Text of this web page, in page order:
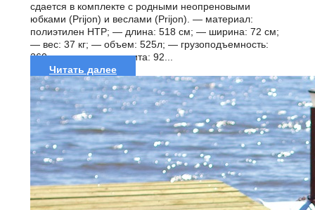
сдается в комплекте с родными неопреновыми
юбками (Prijon) и веслами (Prijon). — материал:
полиэтилен HTP; — длина: 518 см; — ширина: 72 см;
— вес: 37 кг; — объем: 525л; — грузоподъемность:
260 кг; — размер кокпита: 92...
Читать далее